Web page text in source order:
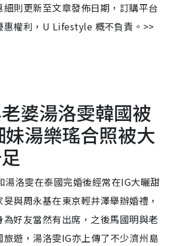
則更新至文章發佈日期，訂購平台
惠權利，U Lifestyle 概不負責。>>
婆湯洛雯韓國被
湯樂瑤合照被大
湯洛雯在泰國完婚後經常在IG大曬甜
與周永基在東京輕井澤舉辦婚禮，
為好友當然有出席，之後馬國明與老
旅遊，湯洛雯IG亦上傳了不少濟州島